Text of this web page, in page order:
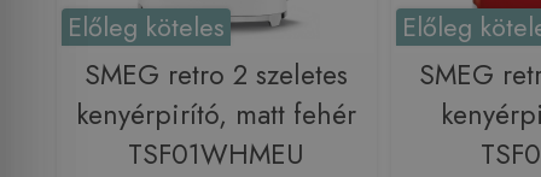
Előleg köteles
SMEG retro 2 szeletes
kenyérpirító, matt fehér
TSF01WHMEU
Előleg
SMEG